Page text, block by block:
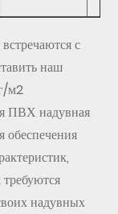
с
наш
м2
ПВХ надувная
обеспечения
надувных